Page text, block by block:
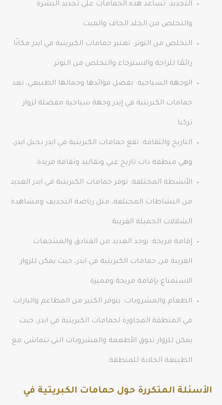
التجديد: تساعد هذه الحمامات على تجديد البشرة
والتخلص من الجلد الجاف والميت.
التخلص من التوتر: تعتبر حمامات الكبريتية في ايدر مكانًا
رائعًا للراحة والاسترخاء والتخلص من التوتر.
الوجهة السياحية: بفضل فوائدها وجمالها الطبيعي، تعد
حمامات الكبريتية في إيدر وجهة سياحية مفضلة لزوار
تركيا.
التاريخ والثقافة: تقع حمامات الكبريتية في ايدر بجبل ايدر،
وهي منطقة ذات تاريخ غني وتقاليد وثقافة فريدة.
الأنشطة المختلفة: توفر حمامات الكبريتية في ايدر العديد
من النشاطات المختلفة، مثل رياضة التجديف ومشاهدة
الشلالات الجميلة القريبة.
إقامة مريحة: يوجد العديد من الفنادق والمنتجعات
القريبة من حمامات الكبريتية في ايدر، حيث يمكن للزوار
الاستمتاع بإقامة مريحة ومميزة.
الطعام والمشروبات: يتوفر الكثير من المطاعم والبارات
في المنطقة المجاورة لحمامات الكبريتية في ايدر، حيث
يمكن للزوار تذوق الأطعمة والمشروبات التي تتماشى مع
الطبيعة الخلابة للمنطقة.
الأسئلة المتكررة حول حمامات الكبريتية في